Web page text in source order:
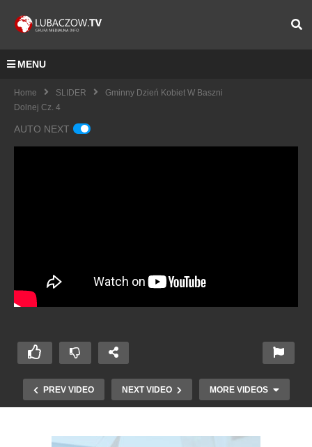
MENU
Home SLIDER
Gminny Dzień Kobiet W Baszni
Dolnej Cz. 4
AUTO NEXT
PREV VIDEO NEXT VIDEO MORE VIDEOS